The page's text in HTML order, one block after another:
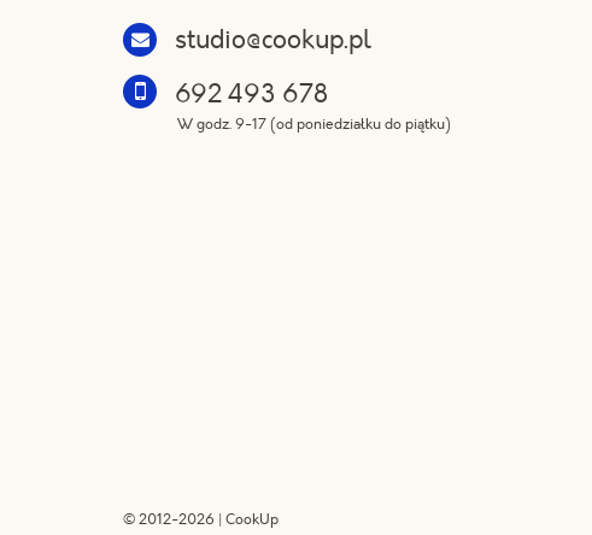
studio@cookup.pl
692 493 678
W godz. 9-17 (od poniedziałku do piątku)
© 2012-2026 | CookUp